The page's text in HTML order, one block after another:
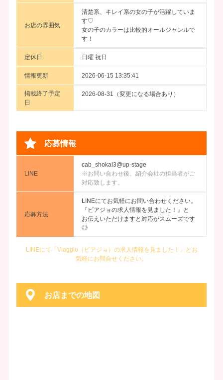
お店の雰囲気
清楚系、キレイ系の女の子が活躍していま
す♡
女の子のカラーは比較的オールジャンルで
す！
定休日 日曜 祝日
情報更新 2026-06-15 13:35:41
掲載終了予定
日
2026-08-31（変更になる場合あり）
応募情報
LINE
cab_shokai3@up-stage
※お問い合わせ後、紹介会社の担当者がご
対応致します。
応募方法
LINEにてお気軽にお問い合わせください。
『ビアジョの求人情報を見ました！』と
お伝えいただけますと対応がスムーズです
◎
LINEにて「Viaggio（ビアジョ）の求人情報を見ました！」とお
気軽にお問合せください。
お店までの地図